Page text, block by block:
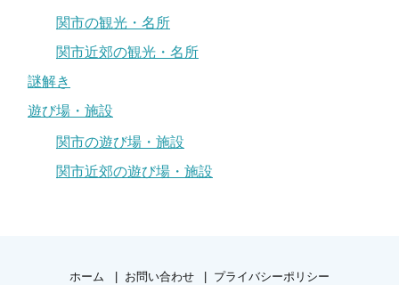
関市の観光・名所
関市近郊の観光・名所
謎解き
遊び場・施設
関市の遊び場・施設
関市近郊の遊び場・施設
ホーム お問い合わせ プライバシーポリシー